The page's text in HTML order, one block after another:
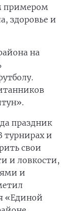
примером
здоровье и
на
праздник
турнирах и
свои
и ловкости,
и
«Единой